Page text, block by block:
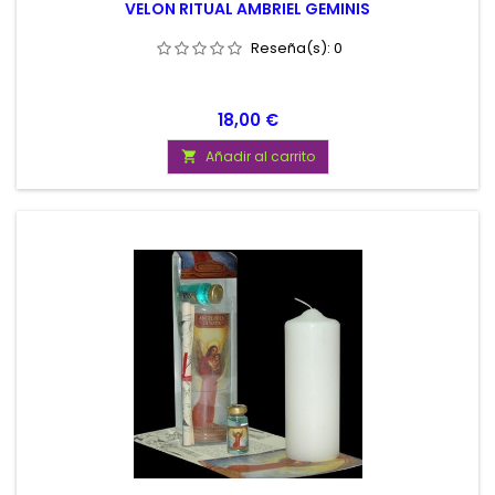
VELON RITUAL AMBRIEL GEMINIS
Reseña(s): 0
Precio
18,00 €
 Añadir al carrito